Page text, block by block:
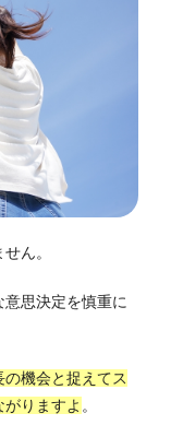
ん。
思決定を慎重に
機会と捉えてス
りますよ 。